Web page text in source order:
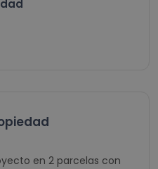
en 2 parcelas con